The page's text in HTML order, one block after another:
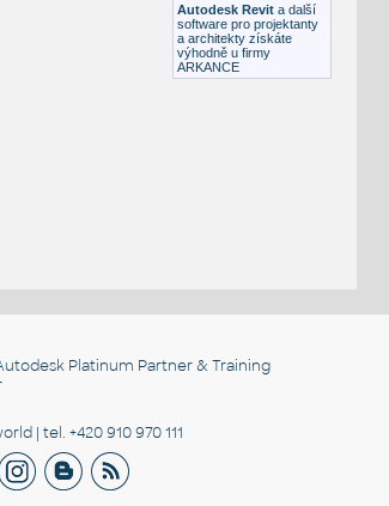
Autodesk Revit a další
software pro projektanty
a architekty získáte
výhodně u firmy
ARKANCE
Platinum Partner & Training
| tel. +420 910 970 111